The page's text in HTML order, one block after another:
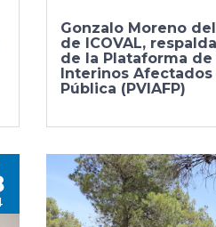
Gonzalo Moreno
de ICOVAL,
de la Plataforma
Interinos Afectados
Pública (PVIAFP)